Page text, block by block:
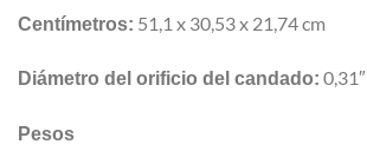
Centímetros: 51,1 x 30,53 x 21,74 cm
Diámetro del orificio del candado: 0,31″
Pesos